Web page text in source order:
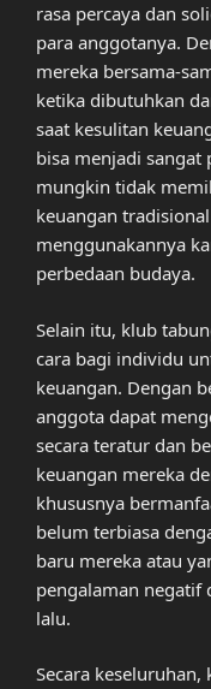
rasa percaya dan
para anggotanya.
mereka bersama-
ketika dibutuhkan
saat kesulitan
bisa menjadi
mungkin tidak
keuangan
menggunakannya
perbedaan budaya.
Selain itu, klub
cara bagi individu
keuangan. Dengan
anggota dapat
secara teratur dan
keuangan mereka
khususnya
belum terbiasa
baru mereka atau
pengalaman negatif
lalu.
Secara